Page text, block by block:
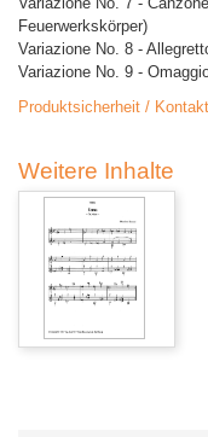
Feuerwerkskörper)
Variazione No. 8 -
Variazione No. 9 -
Produktsicherheit / Kontakt
Weitere Inhalte